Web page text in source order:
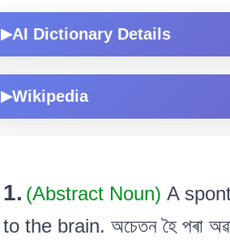
▶AI Dictionary Details
▶Wikipedia
1. (Abstract Noun) A
to the brain. অচেতন হৈ পৰা